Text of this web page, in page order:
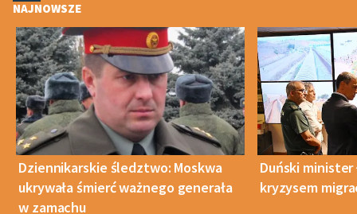
NAJNOWSZE
Dziennikarskie śledztwo: Moskwa
ukrywała śmierć ważnego generała
w zamachu
Duński minister
kryzysem